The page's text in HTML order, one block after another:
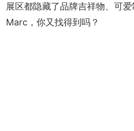
展区都隐藏了品牌吉祥物、可
Marc，你又找得到吗？